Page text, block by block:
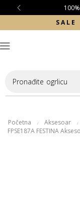
S A L E
Pronađite ogrlicu
Početna / Aksesoar /
FPSE187A FESTINA